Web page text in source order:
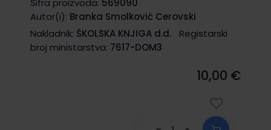
Šifra proizvoda: 569090
Autor(i): Branka Smolković Cerovski
Nakladnik: ŠKOLSKA KNJIGA d.d.
Registarski
broj ministarstva: 7617-DOM3
10,00 €